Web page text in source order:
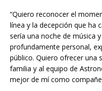
“Quiero reconocer el
línea y la decepción que ha
sería una noche de música
profundamente personal,
público. Quiero ofrecer una
familia y al equipo de
mejor de mí como